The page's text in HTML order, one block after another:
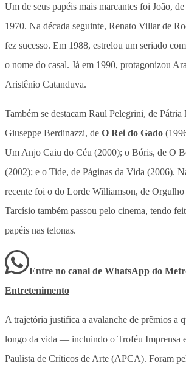
Um de seus papéis mais marcantes foi João,
1970. Na década seguinte, Renato Villar de
fez sucesso. Em 1988, estrelou um seriado
o nome do casal. Já em 1990, protagonizou
Aristênio Catanduva.
Também se destacam Raul Pelegrini, de
Giuseppe Berdinazzi, de O Rei do Gado
Um Anjo Caiu do Céu (2000); o Bóris, de O
(2002); e o Tide, de Páginas da Vida (2006).
recente foi o do Lorde Williamson, de
Tarcísio também passou pelo cinema, tendo
papéis nas telonas.
Entre no canal de WhatsApp do
Entretenimento
A trajetória justifica a avalanche de prêmios a
longo da vida — incluindo o Troféu Imprensa
Paulista de Críticos de Arte (APCA). Foram